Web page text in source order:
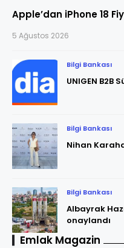
Apple’dan iPhone 18
5 Ağustos 2026
Bilgi Bankası
UNIGEN B2B
Bilgi Bankası
Nihan
Bilgi Bankası
Albayrak Hazır
onaylandı
Emlak Magazin